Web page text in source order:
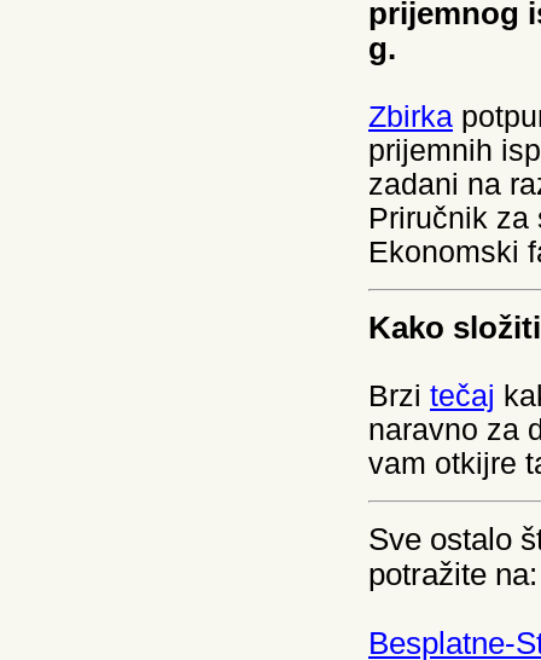
prijemnog
g.
Zbirka
prijemnih
zadani na
Priručnik za
Ekonomski
Kako
Brzi tečaj
naravno za
vam otkijre
Sve ostalo
potražite na:
Besplatne-